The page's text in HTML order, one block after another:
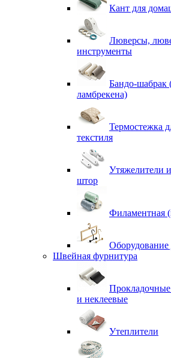
Кант для
Люверсы,
инструменты
Бандо-шабрак
ламбрекена)
Термостежка
текстиля
Утяжелители
штор
Филаментная
Оборудование
Швейная фурнитура
и неклеевые
Утеплители